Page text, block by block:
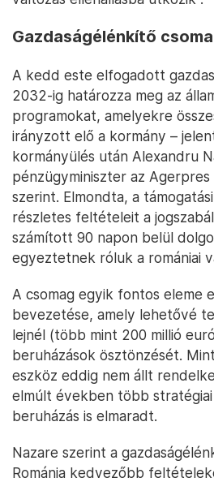
Gazdaságélénkítő
A kedd este elfogadott
2032-ig határozza meg az
programokat, amelyekre
irányzott elő a kormány –
kormányülés után Alexandru
pénzügyminiszter az Agerpres
szerint. Elmondta, a
részletes feltételeit a
számított 90 napon belül
egyeztetnek róluk a romániai
A csomag egyik fontos eleme
bevezetése, amely lehetővé
lejnél (több mint 200 millió
beruházások ösztönzését.
eszköz eddig nem állt
elmúlt években több
beruházás is elmaradt.
Nazare szerint a
Románia kedvezőbb